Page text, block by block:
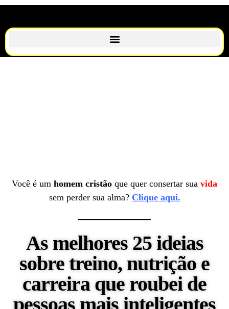
Você é um homem cristão que quer consertar sua vida
sem perder sua alma? Clique aqui.
As melhores 25 ideias
sobre treino, nutrição e
carreira que roubei de
pessoas mais inteligentes